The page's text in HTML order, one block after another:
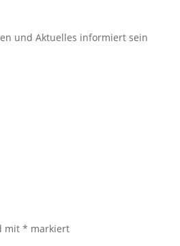
und Aktuelles informiert sein
mit* markiert